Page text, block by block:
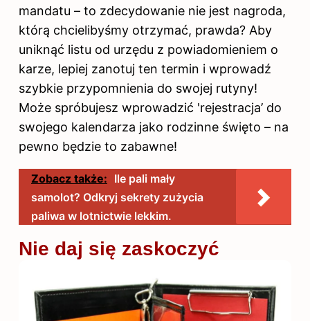
mandatu – to zdecydowanie nie jest nagroda,
którą chcielibyśmy otrzymać, prawda? Aby
uniknąć listu od urzędu z powiadomieniem o
karze, lepiej zanotuj ten termin i wprowadź
szybkie przypomnienia do swojej rutyny!
Może spróbujesz wprowadzić 'rejestracja’ do
swojego kalendarza jako rodzinne święto – na
pewno będzie to zabawne!
Zobacz także: Ile pali mały
samolot? Odkryj sekrety zużycia
paliwa w lotnictwie lekkim.
Nie daj się zaskoczyć